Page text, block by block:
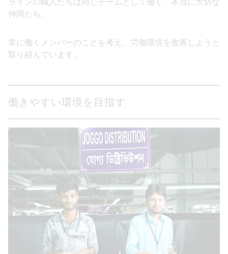
仲間たち。
常に働くメンバーのことを考え、労働環境を改善しようと
取り組んでいます。
働きやすい環境を目指す